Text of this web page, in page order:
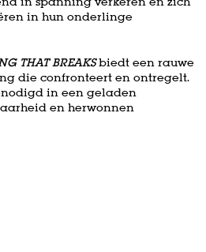
in hun onderlinge
THAT BREAKSbiedt een rauwe
die confronteert en ontregelt.
in een geladen
en herwonnen